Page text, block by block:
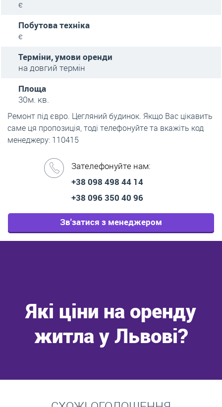
є
Побутова техніка
є
Терміни, умови оренди
на довгий термін
Площа
30м. кв.
Ремонт під євро. Цегляний будинок. Якщо Вас цікавить
саме ця пропозиція, тоді телефонуйте та вкажіть код
менеджеру: 110415
Зателефонуйте нам:
+38 098 498 44 14
+38 096 350 40 96
Зв'затися з менеджером
Які ціни на оренду
житла у Львові?